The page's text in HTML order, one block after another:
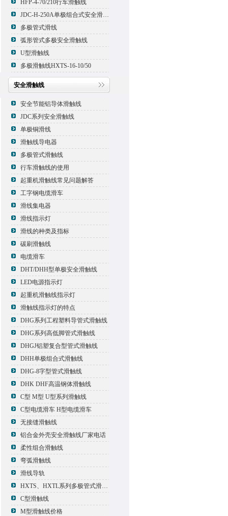
HFP-4-70/210行车滑触线
JDC-H-250A单极组合式安全滑触线
多极管式滑线
弧形管式多极安全滑触线
U型滑触线
多极滑触线HXTS-16-10/50
安全滑触线
安全节能铝导体滑触线
JDC系列安全滑触线
单极铜滑线
滑触线导电器
多极管式滑触线
行车滑触线的使用
起重机滑触线常见问题解答
工字钢电缆滑车
滑线集电器
滑线指示灯
滑线的种类及指标
碳刷滑触线
电缆滑车
DHT/DHH型单极安全滑触线
LED电源指示灯
起重机滑触线指示灯
滑触线指示灯的特点
DHG系列工程塑料导管式滑触线
DHG系列高低脚管式滑触线
DHGJ铝塑复合型管式滑触线
DHH单极组合式滑触线
DHG-8字型管式滑触线
DHK DHF高温钢体滑触线
C型 M型 U型系列滑触线
C型电缆滑车 H型电缆滑车
无接缝滑触线
铝合金外壳安全滑触线厂家电话
柔性组合滑触线
弯弧滑触线
滑线导轨
HXTS、HXTL系列多极管式滑触线报价
C型滑触线
M型滑触线价格